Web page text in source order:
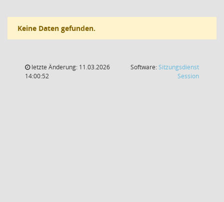
Keine Daten gefunden.
letzte Änderung: 11.03.2026
14:00:52
Software:Sitzungsdienst
Session(Wird in